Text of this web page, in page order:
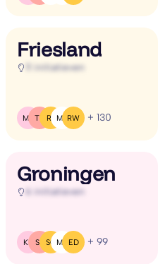
Friesland
11 initiatieven
MR TT RL MJ RW + 130
Groningen
6 initiatieven
KB SB SG MJ ED + 99